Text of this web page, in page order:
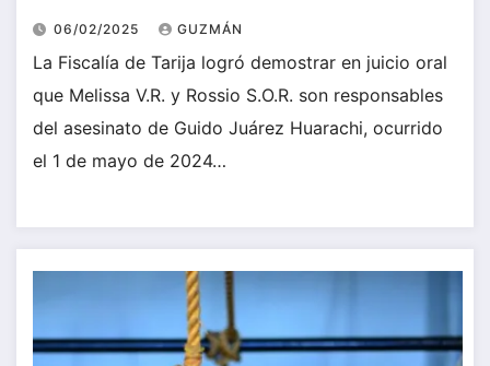
06/02/2025 GUZMÁN
La Fiscalía de Tarija logró demostrar en juicio oral
que Melissa V.R. y Rossio S.O.R. son responsables
del asesinato de Guido Juárez Huarachi, ocurrido
el 1 de mayo de 2024…